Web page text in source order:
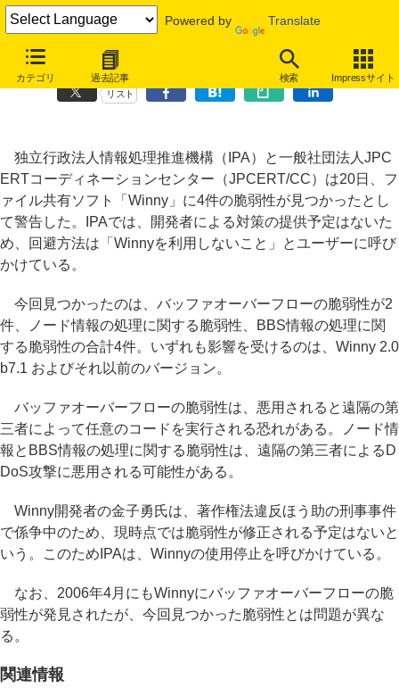
Powered by Translate
カテゴリ 過去記事 検索 Impressサイト
Winnyに新たな脆弱性見つかる、回避策は「利用しないこと」
リスト
独立行政法人情報処理推進機構（IPA）と一般社団法人JPC
ERTコーディネーションセンター（JPCERT/CC）は20日、フ
ァイル共有ソフト「Winny」に4件の脆弱性が見つかったとし
て警告した。IPAでは、開発者による対策の提供予定はないた
め、回避方法は「Winnyを利用しないこと」とユーザーに呼び
かけている。
今回見つかったのは、バッファオーバーフローの脆弱性が2
件、ノード情報の処理に関する脆弱性、BBS情報の処理に関
する脆弱性の合計4件。いずれも影響を受けるのは、Winny 2.0
b7.1 およびそれ以前のバージョン。
バッファオーバーフローの脆弱性は、悪用されると遠隔の第
三者によって任意のコードを実行される恐れがある。ノード情
報とBBS情報の処理に関する脆弱性は、遠隔の第三者によるD
DoS攻撃に悪用される可能性がある。
Winny開発者の金子勇氏は、著作権法違反ほう助の刑事事件
で係争中のため、現時点では脆弱性が修正される予定はないと
いう。このためIPAは、Winnyの使用停止を呼びかけている。
なお、2006年4月にもWinnyにバッファオーバーフローの脆
弱性が発見されたが、今回見つかった脆弱性とは問題が異な
る。
関連情報